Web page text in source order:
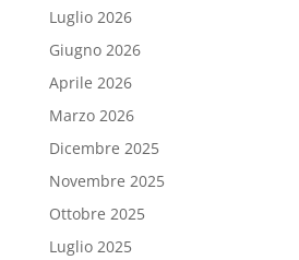
Luglio 2026
Giugno 2026
Aprile 2026
Marzo 2026
Dicembre 2025
Novembre 2025
Ottobre 2025
Luglio 2025